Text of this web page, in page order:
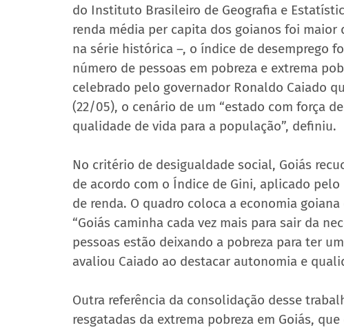
do Instituto Brasileiro de Geografia e
renda média per capita dos goianos foi
na série histórica –, o índice de desemprego
número de pessoas em pobreza e extrema
celebrado pelo governador Ronaldo Caiado
(22/05), o cenário de um “estado com força
qualidade de vida para a população”, definiu.
No critério de desigualdade social, Goiás
de acordo com o Índice de Gini, aplicado
de renda. O quadro coloca a economia
“Goiás caminha cada vez mais para sair da
pessoas estão deixando a pobreza para ter
avaliou Caiado ao destacar autonomia e
Outra referência da consolidação desse
resgatadas da extrema pobreza em Goiás,